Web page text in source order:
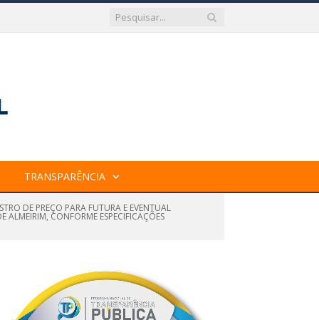
TRANSPARÊNCIA
DE PREÇO PARA FUTURA E EVENTUAL
ALMEIRIM, CONFORME ESPECIFICAÇÕES